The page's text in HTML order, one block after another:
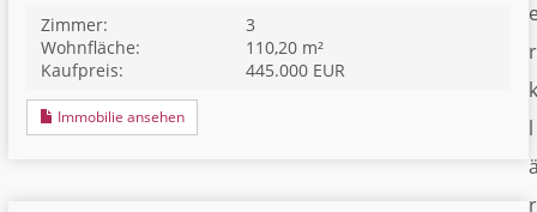
Zimmer:
3
Wohnfläche:
110,20 m²
Kaufpreis:
445.000 EUR
Immobilie ansehen
r
k
l
r